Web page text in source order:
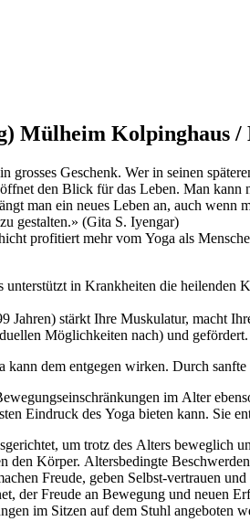
Kolpinghaus /
grosses Geschenk. Wer in seinen
den Blick für das Leben. Man
man ein neues Leben an, auch wenn
gestalten.» (Gita S. Iyengar)
profitiert mehr vom Yoga als
unterstützt in Krankheiten die
Jahren) stärkt Ihre Muskulatur, macht
Möglichkeiten nach) und gefördert.
dem entgegen wirken. Durch
im Alter
Eindruck des Yoga bieten kann. Sie
um trotz des Alters
Körper. Altersbedingte
Freude, geben Selbst-vertrauen
der Freude an Bewegung und neuen
im Sitzen auf dem Stuhl angeboten